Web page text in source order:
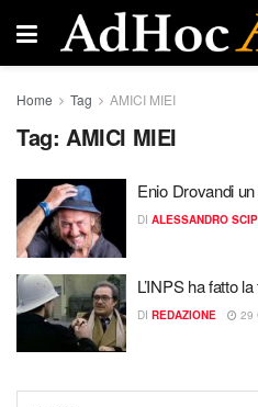
Home Tag AMICI MIEI
Tag: AMICI MIEI
Enio Drovandi
DI ALESSANDRO
L’INPS ha fatto
DI REDAZIONE 29